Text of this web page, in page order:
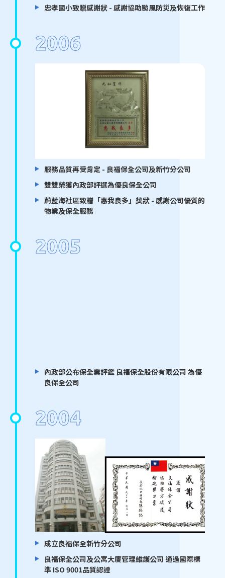
忠孝國小致贈感謝狀 - 感謝協助颱風防災及恢復工作
2006
服務品質再受肯定 - 良福保全公司及新竹分公司
雙雙榮獲內政部評選為優良保全公司
蔚藍海社區致贈「惠我良多」獎狀 - 感謝公司優質的
物業及保全服務
2005
內政部公布保全業評鑑 良福保全股份有限公司 為優
良保全公司
2004
成立良福保全新竹分公司
良福保全公司及公寓大廈管理維護公司 通過國際標
準 ISO 9001品質認證